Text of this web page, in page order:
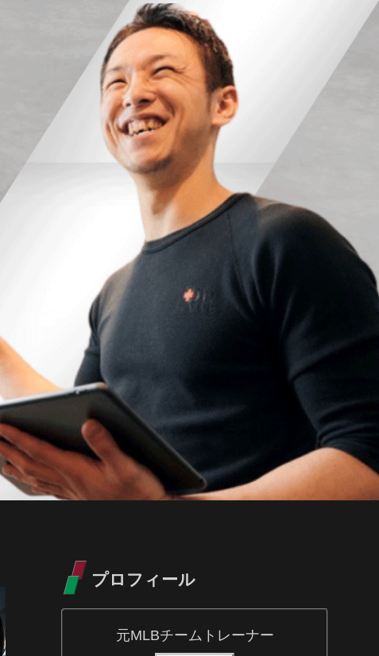
プロフィール
元MLBチームトレーナー